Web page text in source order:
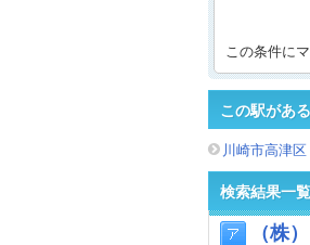
この条件に
この駅があ
川崎市高津区
検索結果一覧
（株